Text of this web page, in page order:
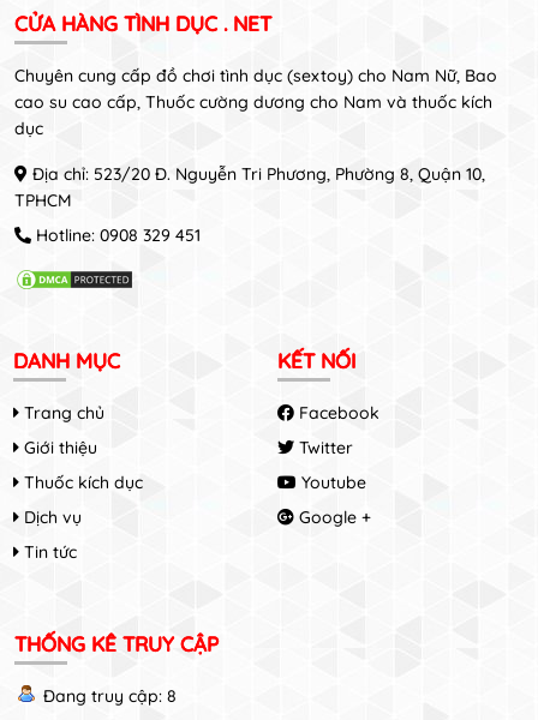
CỬA HÀNG TÌNH DỤC . NET
Chuyên cung cấp đồ chơi tình dục (sextoy) cho Nam Nữ, Bao
cao su cao cấp, Thuốc cường dương cho Nam và thuốc kích
dục
Địa chỉ: 523/20 Đ. Nguyễn Tri Phương, Phường 8, Quận 10,
TPHCM
Hotline: 0908 329 451
DANH MỤC
Trang chủ
Giới thiệu
Thuốc kích dục
Dịch vụ
Tin tức
KẾT NỐI
Facebook
Twitter
Youtube
Google +
THỐNG KÊ TRUY CẬP
Đang truy cập: 8